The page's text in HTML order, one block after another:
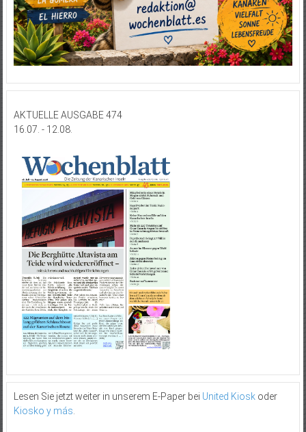
AKTUELLE AUSGABE 474
16.07. - 12.08.
Lesen Sie jetzt weiter in unserem E-Paper bei United Kioskoder
Kiosko y más.